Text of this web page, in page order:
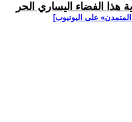
هذا الفضاء اليساري الحر
على اليوتيوب]